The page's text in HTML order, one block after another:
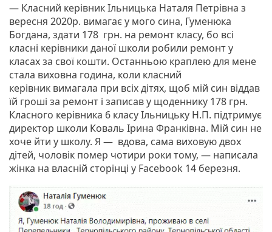
— Класний керівник Ільницька Наталя Петрівна з
вересня 2020р. вимагає у мого сина, Гуменюка
Богдана, здати 178 грн. на ремонт класу, бо всі
класні керівники даної школи робили ремонт у
класах за свої кошти. Останньою краплею для мене
стала виховна година, коли класний
керівник вимагала при всіх дітях, щоб мій син віддав
їй гроші за ремонт і записав у щоденнику 178 грн.
Класного керівника 6 класу Ільницьку Н.П. підтримує
директор школи Коваль Ірина Франківна. Мій син не
хоче йти у школу. Я — вдова, сама виховую двох
дітей, чоловік помер чотири роки тому, — написала
жінка на власній сторінці у Facebook 14 березня.